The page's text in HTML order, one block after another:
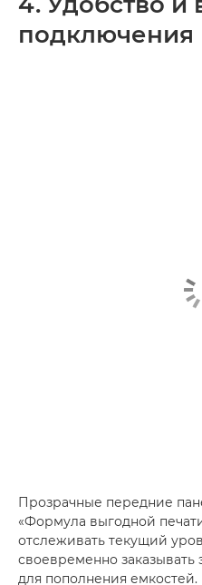
подключения
Прозрачные передние
«Формула выгодной
отслеживать текущий
своевременно
для пополнения емкостей.